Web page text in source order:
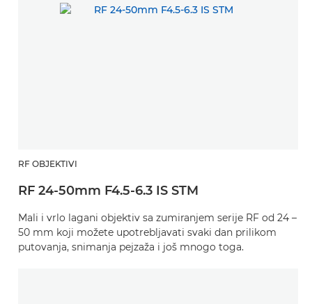
RF OBJEKTIVI
RF 24-50mm F4.5-6.3 IS STM
Mali i vrlo lagani objektiv sa zumiranjem serije RF od 24 –
50 mm koji možete upotrebljavati svaki dan prilikom
putovanja, snimanja pejzaža i još mnogo toga.